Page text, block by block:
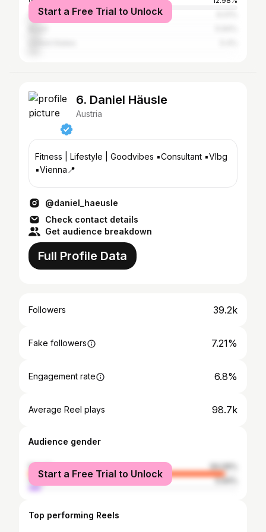
South Africa
Start a Free Trial to Unlock
6. Daniel Häusle
Austria
Fitness | Lifestyle | Goodvibes ▪️Consultant ▪️Vlbg
▪️Vienna📍
@daniel_haeusle
Check contact details
Get audience breakdown
Full Profile Data
Followers 39.2k
Fake followers 7.21%
Engagement rate 6.8%
Average Reel plays 98.7k
Audience gender
female
94.06%
male
5.94%
Start a Free Trial to Unlock
Top performing Reels